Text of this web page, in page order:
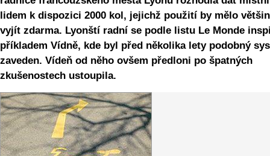
lidem k dispozici 2000 kol, jejichž použití by mělo
vyjít zdarma. Lyonští radní se podle listu Le Monde
příkladem Vídně, kde byl před několika lety podobný
zaveden. Vídeň od něho ovšem předloni po špatných
zkušenostech ustoupila.